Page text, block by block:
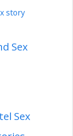
story
Sex
Sex